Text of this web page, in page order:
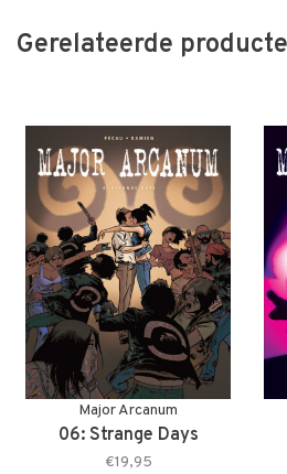
Gerelateerde
Major Arcanum
06: Strange Days
€19,95